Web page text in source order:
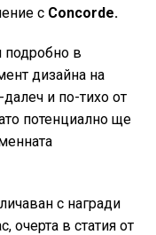
с Concorde.
подробно в
дизайна на
и по-тихо от
потенциално ще
с награди
очерта в статия от